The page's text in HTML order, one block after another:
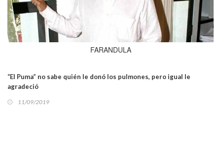
FARANDULA
“El Puma” no sabe quién le donó los pulmones, pero igual le
agradeció
11/09/2019